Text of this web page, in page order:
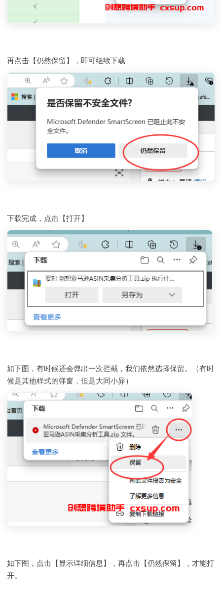
再点击【仍然保留】，即可继续下载
下载完成，点击【打开】
如下图，有时候还会弹出一次拦截，我们依然选择保留。（有时
候是其他样式的弹窗，但是大同小异）
如下图，点击【显示详细信息】，再点击【仍然保留】，才能打
开。